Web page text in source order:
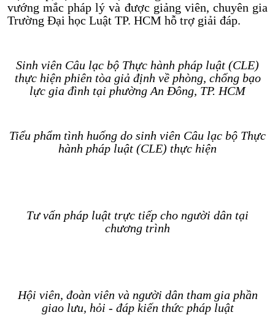
vướng mắc pháp lý và được giảng viên, chuyên gia
Trường Đại học Luật TP. HCM hỗ trợ giải đáp.
Sinh viên Câu lạc bộ Thực hành pháp luật (CLE)
thực hiện phiên tòa giả định về phòng, chống bạo
lực gia đình tại phường An Đông, TP. HCM
Tiểu phẩm tình huống do sinh viên Câu lạc bộ Thực
hành pháp luật (CLE) thực hiện
Tư vấn pháp luật trực tiếp cho người dân tại
chương trình
Hội viên, đoàn viên và người dân tham gia phần
giao lưu, hỏi - đáp kiến thức pháp luật